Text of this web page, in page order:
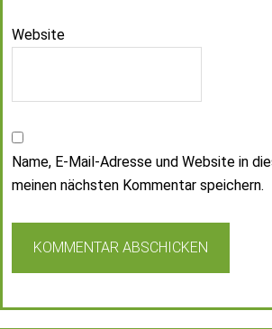
Website
Name, E-Mail-Adresse und Website in
meinen nächsten Kommentar speichern.